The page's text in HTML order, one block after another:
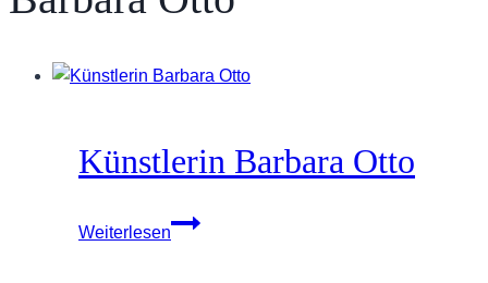
Künstlerin Barbara Otto
Weiterlesen
Künstlerin